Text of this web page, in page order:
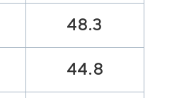
48.3
44.8